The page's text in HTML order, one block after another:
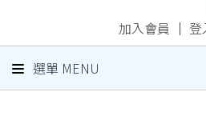
加入會員 ｜ 登
選單 MENU